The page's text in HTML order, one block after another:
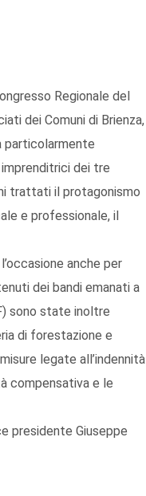
Regionale del
dei Comuni di Brienza,
particolarmente
dei tre
trattati il protagonismo
e professionale, il
anche per
dei bandi emanati a
sono state inoltre
di forestazione e
legate all’indennità
compensativa e le
presidente Giuseppe